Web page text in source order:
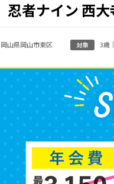
忍者ナイン 西
岡山県岡山市東区 3歳